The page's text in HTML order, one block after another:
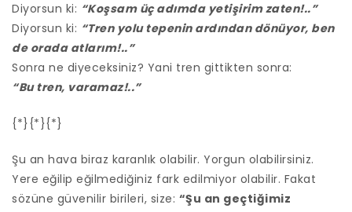
Diyorsun ki: “Koşsam üç adımda yetişirim zaten!..”
Diyorsun ki: “Tren yolu tepenin ardından dönüyor, ben
de orada atlarım!..”
Sonra ne diyeceksiniz? Yani tren gittikten sonra:
“Bu tren, varamaz!..”
{*}{*}{*}
Şu an hava biraz karanlık olabilir. Yorgun olabilirsiniz.
Yere eğilip eğilmediğiniz fark edilmiyor olabilir. Fakat
sözüne güvenilir birileri, size: “Şu an geçtiğimiz